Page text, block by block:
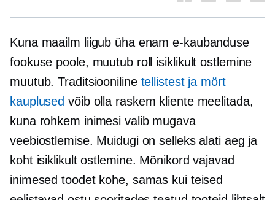
Kuna maailm liigub üha enam e-kaubanduse
fookuse poole, muutub roll isiklikult ostlemine
muutub. Traditsiooniline tellistest ja mört
kauplused võib olla raskem kliente meelitada,
kuna rohkem inimesi valib mugava
veebiostlemise. Muidugi on selleks alati aeg ja
koht isiklikultostlemine. Mõnikord vajavad
inimesed toodet kohe, samas kui teised